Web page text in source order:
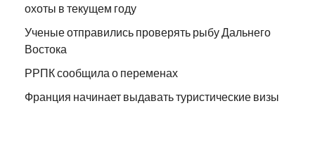
охоты в текущем году
Ученые отправились проверять рыбу Дальнего
Востока
РРПК сообщила о переменах
Франция начинает выдавать туристические визы